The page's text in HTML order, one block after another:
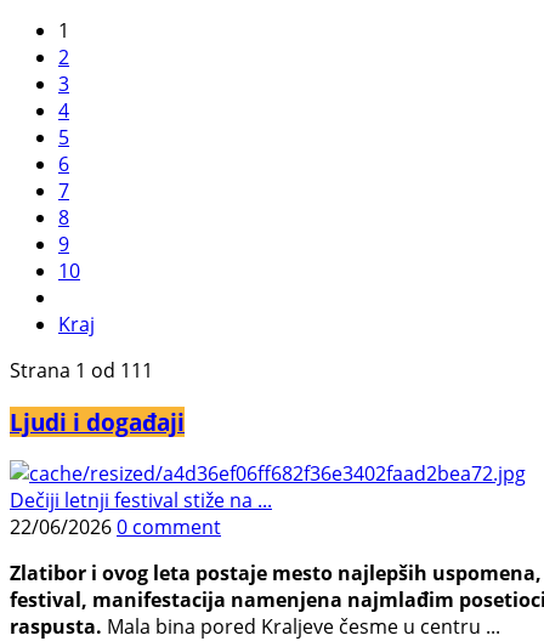
1
2
3
4
5
6
7
8
9
10
Kraj
Strana 1 od 111
Ljudi i događaji
Dečiji letnji festival stiže na ...
22/06/20260 comment
Zlatibor i ovog leta postaje mesto najlepših
festival, manifestacija namenjena najmlađim
raspusta. Mala bina pored Kraljeve česme u centru ...